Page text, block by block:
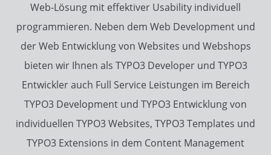
Web-Lösung mit effektiver Usability individuell
programmieren. Neben dem Web Development und
derWeb Entwicklungvon Websites und Webshops
bieten wir Ihnen als TYPO3 Developer und TYPO3
Entwicklerauch Full Service Leistungen im Bereich
TYPO3 Development und TYPO3 Entwicklungvon
individuellen TYPO3 Websites, TYPO3 Templates und
TYPO3 Extensions in dem Content Management